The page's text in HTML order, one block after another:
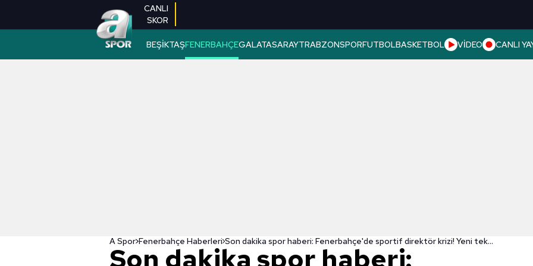
CANLI
SKOR
BEŞİKTAŞFENERBAHÇEGALATASARAYTRABZONSPORFUTBOLBASKETBOL VİDEO CANLI
A Spor Fenerbahçe Haberleri Son dakika spor haberi: Fenerbahçe'de sportif direktör krizi! Yeni teknik direktörün ardından...
Son dakika spor haberi: